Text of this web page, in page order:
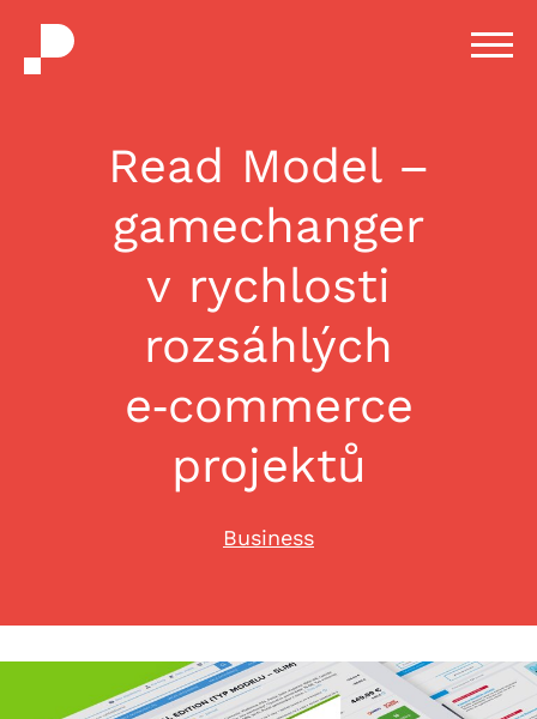
Read Model –
gamechanger
v rychlosti
rozsáhlých
e‑commerce
projektů
Business